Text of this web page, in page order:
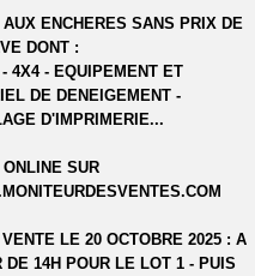
ENCHERES SANS PRIX DE
DONT :
4X4 - EQUIPEMENT ET
DE DENEIGEMENT -
D'IMPRIMERIE...
SUR
VENTE LE 20 OCTOBRE 2025 : A
DE 14H POUR LE LOT 1 - PUIS